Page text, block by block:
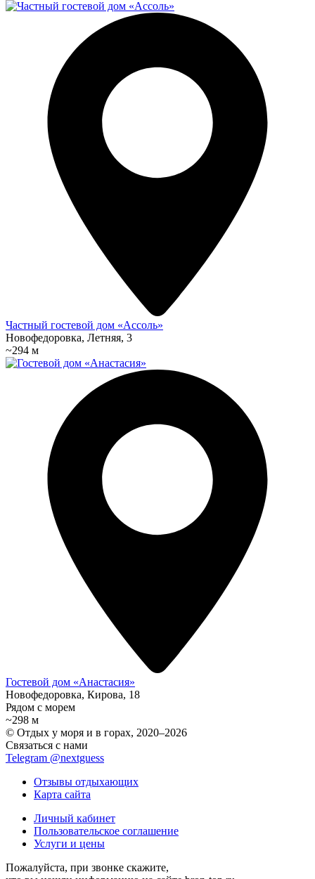
Частный гостевой дом «Ассоль»
Новофедоровка, Летняя, 3
~294 м
Гостевой дом «Анастасия»
Новофедоровка, Кирова, 18
Рядом с морем
~298 м
© Отдых у моря и в горах, 2020–2026
Связаться с нами
Telegram @nextguess
Отзывы отдыхающих
Карта сайта
Личный кабинет
Пользовательское соглашение
Услуги и цены
Пожалуйста, при звонке скажите,